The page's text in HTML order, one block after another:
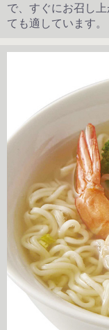
で、すぐにお召し
ても適しています。